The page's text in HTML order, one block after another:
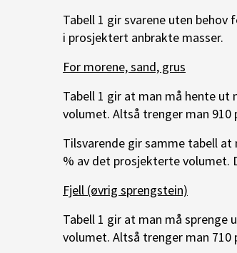
Tabell 1 gir svarene uten
i prosjektert anbrakte masser.
For morene, sand, grus
Tabell 1 gir at man må hente
volumet. Altså trenger man 910
Tilsvarende gir samme tabell
% av det prosjekterte volumet.
Fjell (øvrig sprengstein)
Tabell 1 gir at man må
volumet. Altså trenger man 710